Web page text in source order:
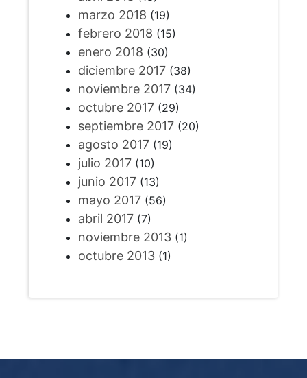
marzo 2018 (19)
febrero 2018 (15)
enero 2018 (30)
diciembre 2017(38)
noviembre 2017(34)
octubre 2017(29)
septiembre 2017(20)
agosto 2017(19)
julio 2017(10)
junio 2017(13)
mayo 2017(56)
abril 2017(7)
noviembre 2013(1)
octubre 2013(1)